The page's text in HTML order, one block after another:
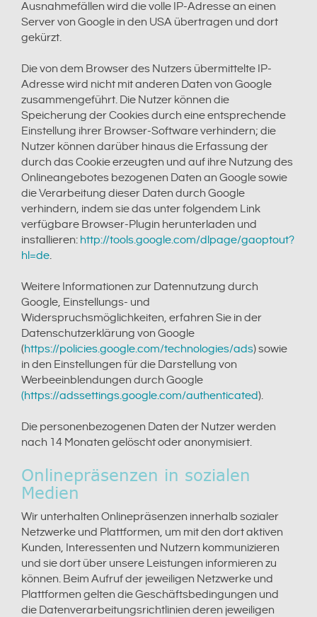
Ausnahmefällen wird die volle IP-Adresse an einen
Server von Google in den USA übertragen und dort
gekürzt.
Die von dem Browser des Nutzers übermittelte IP-
Adresse wird nicht mit anderen Daten von Google
zusammengeführt. Die Nutzer können die
Speicherung der Cookies durch eine entsprechende
Einstellung ihrer Browser-Software verhindern; die
Nutzer können darüber hinaus die Erfassung der
durch das Cookie erzeugten und auf ihre Nutzung des
Onlineangebotes bezogenen Daten an Google sowie
die Verarbeitung dieser Daten durch Google
verhindern, indem sie das unter folgendem Link
verfügbare Browser-Plugin herunterladen und
installieren: http://tools.google.com/dlpage/gaoptout?
hl=de.
Weitere Informationen zur Datennutzung durch
Google, Einstellungs- und
Widerspruchsmöglichkeiten, erfahren Sie in der
Datenschutzerklärung von Google
(https://policies.google.com/technologies/ads) sowie
in den Einstellungen für die Darstellung von
Werbeeinblendungen durch Google
(https://adssettings.google.com/authenticated).
Die personenbezogenen Daten der Nutzer werden
nach 14 Monaten gelöscht oder anonymisiert.
Onlinepräsenzen in sozialen
Medien
Wir unterhalten Onlinepräsenzen innerhalb sozialer
Netzwerke und Plattformen, um mit den dort aktiven
Kunden, Interessenten und Nutzern kommunizieren
und sie dort über unsere Leistungen informieren zu
können. Beim Aufruf der jeweiligen Netzwerke und
Plattformen gelten die Geschäftsbedingungen und
die Datenverarbeitungsrichtlinien deren jeweiligen